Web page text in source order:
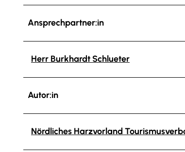
Ansprechpartner:in
Herr Burkhardt Schlueter
Autor:in
Nördliches Harzvorland